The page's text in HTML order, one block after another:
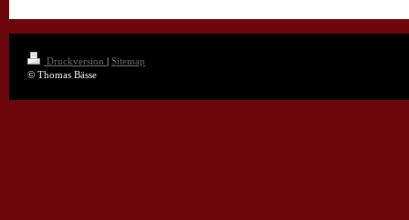
Druckversion | Sitemap
© Thomas Bässe